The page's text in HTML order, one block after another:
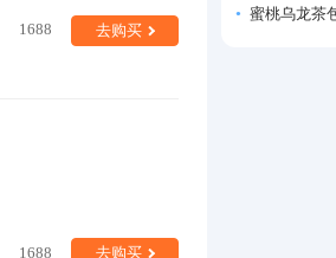
1688 去购买
1688 去购买